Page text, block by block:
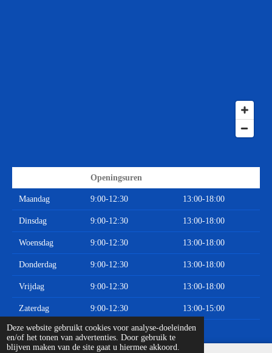
Deze website gebruikt cookies voor analyse-doeleinden
en/of het tonen van advertenties. Door gebruik te
blijven maken van de site gaat u hiermee akkoord.
Openingsuren
Maandag 9:00-12:30 13:00-18:00
Dinsdag 9:00-12:30 13:00-18:00
Woensdag 9:00-12:30 13:00-18:00
Donderdag 9:00-12:30 13:00-18:00
Vrijdag 9:00-12:30 13:00-18:00
Zaterdag 9:00-12:30
13:00-15:00
© 2020 - 2026 Limburgse Auto Onderdelen